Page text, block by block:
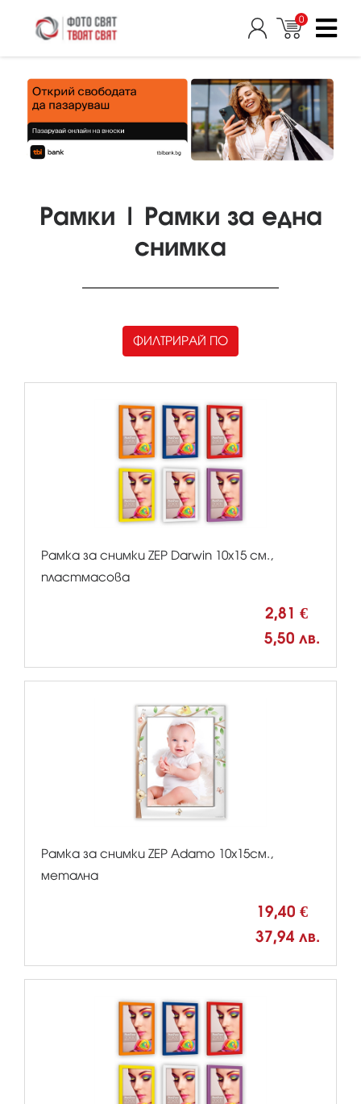
0
Рамки | Рамки за една
снимка
ФИЛТРИРАЙ ПО
Рамка за снимки ZEP Darwin 10x15 см.,
пластмасова
2,81 €
5,50 лв.
Рамка за снимки ZEP Adamo 10х15см.,
метална
19,40 €
37,94 лв.